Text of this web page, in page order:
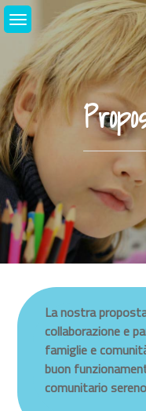
Skip
to
content
La nostra
collaborazione e
famiglie e
buon
comunitario